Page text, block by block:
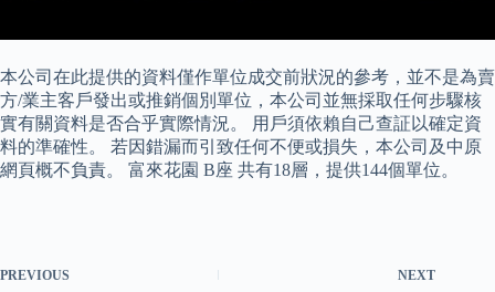
本公司在此提供的資料僅作單位成交前狀況的參考，並不是為賣
方/業主客戶發出或推銷個別單位，本公司並無採取任何步驟核
實有關資料是否合乎實際情況。 用戶須依賴自己查証以確定資
料的準確性。 若因錯漏而引致任何不便或損失，本公司及中原
網頁概不負責。 富來花園 B座 共有18層，提供144個單位。
PREVIOUS NEXT